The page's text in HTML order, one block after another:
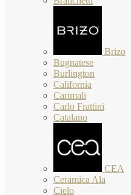
Brizo
Bugnatese
Burlington
California
Carimali
Carlo Frattini
Catalano
CEA
Ceramica Ala
Cielo